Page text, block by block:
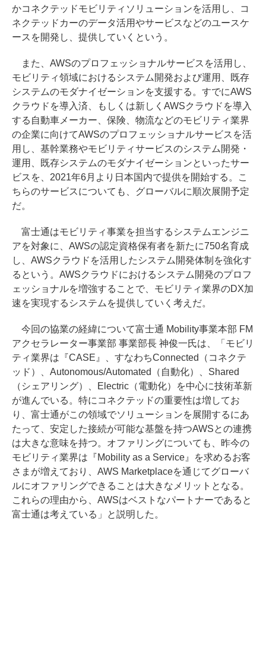
かコネクテッドモビリティソリューションを活用し、コ
ネクテッドカーのデータ活用やサービスなどのユースケ
ースを開発し、提供していくという。
また、AWSのプロフェッショナルサービスを活用し、
モビリティ領域におけるシステム開発および運用、既存
システムのモダナイゼーションを支援する。すでにAWS
クラウドを導入済、もしくは新しくAWSクラウドを導入
する自動車メーカー、保険、物流などのモビリティ業界
の企業に向けてAWSのプロフェッショナルサービスを活
用し、基幹業務やモビリティサービスのシステム開発・
運用、既存システムのモダナイゼーションといったサー
ビスを、2021年6月より日本国内で提供を開始する。こ
ちらのサービスについても、グローバルに順次展開予定
だ。
富士通はモビリティ事業を担当するシステムエンジニ
アを対象に、AWSの認定資格保有者を新たに750名育成
し、AWSクラウドを活用したシステム開発体制を強化す
るという。AWSクラウドにおけるシステム開発のプロフ
ェッショナルを増強することで、モビリティ業界のDX加
速を実現するシステムを提供していく考えだ。
今回の協業の経緯について富士通 Mobility事業本部 FM
アクセラレーター事業部 事業部長 神俊一氏は、「モビリ
ティ業界は『CASE』、すなわちConnected（コネクテ
ッド）、Autonomous/Automated（自動化）、Shared
（シェアリング）、Electric（電動化）を中心に技術革新
が進んでいる。特にコネクテッドの重要性は増してお
り、富士通がこの領域でソリューションを展開するにあ
たって、安定した接続が可能な基盤を持つAWSとの連携
は大きな意味を持つ。オファリングについても、昨今の
モビリティ業界は『Mobility as a Service』を求めるお客
さまが増えており、AWS Marketplaceを通じてグローバ
ルにオファリングできることは大きなメリットとなる。
これらの理由から、AWSはベストなパートナーであると
富士通は考えている」と説明した。